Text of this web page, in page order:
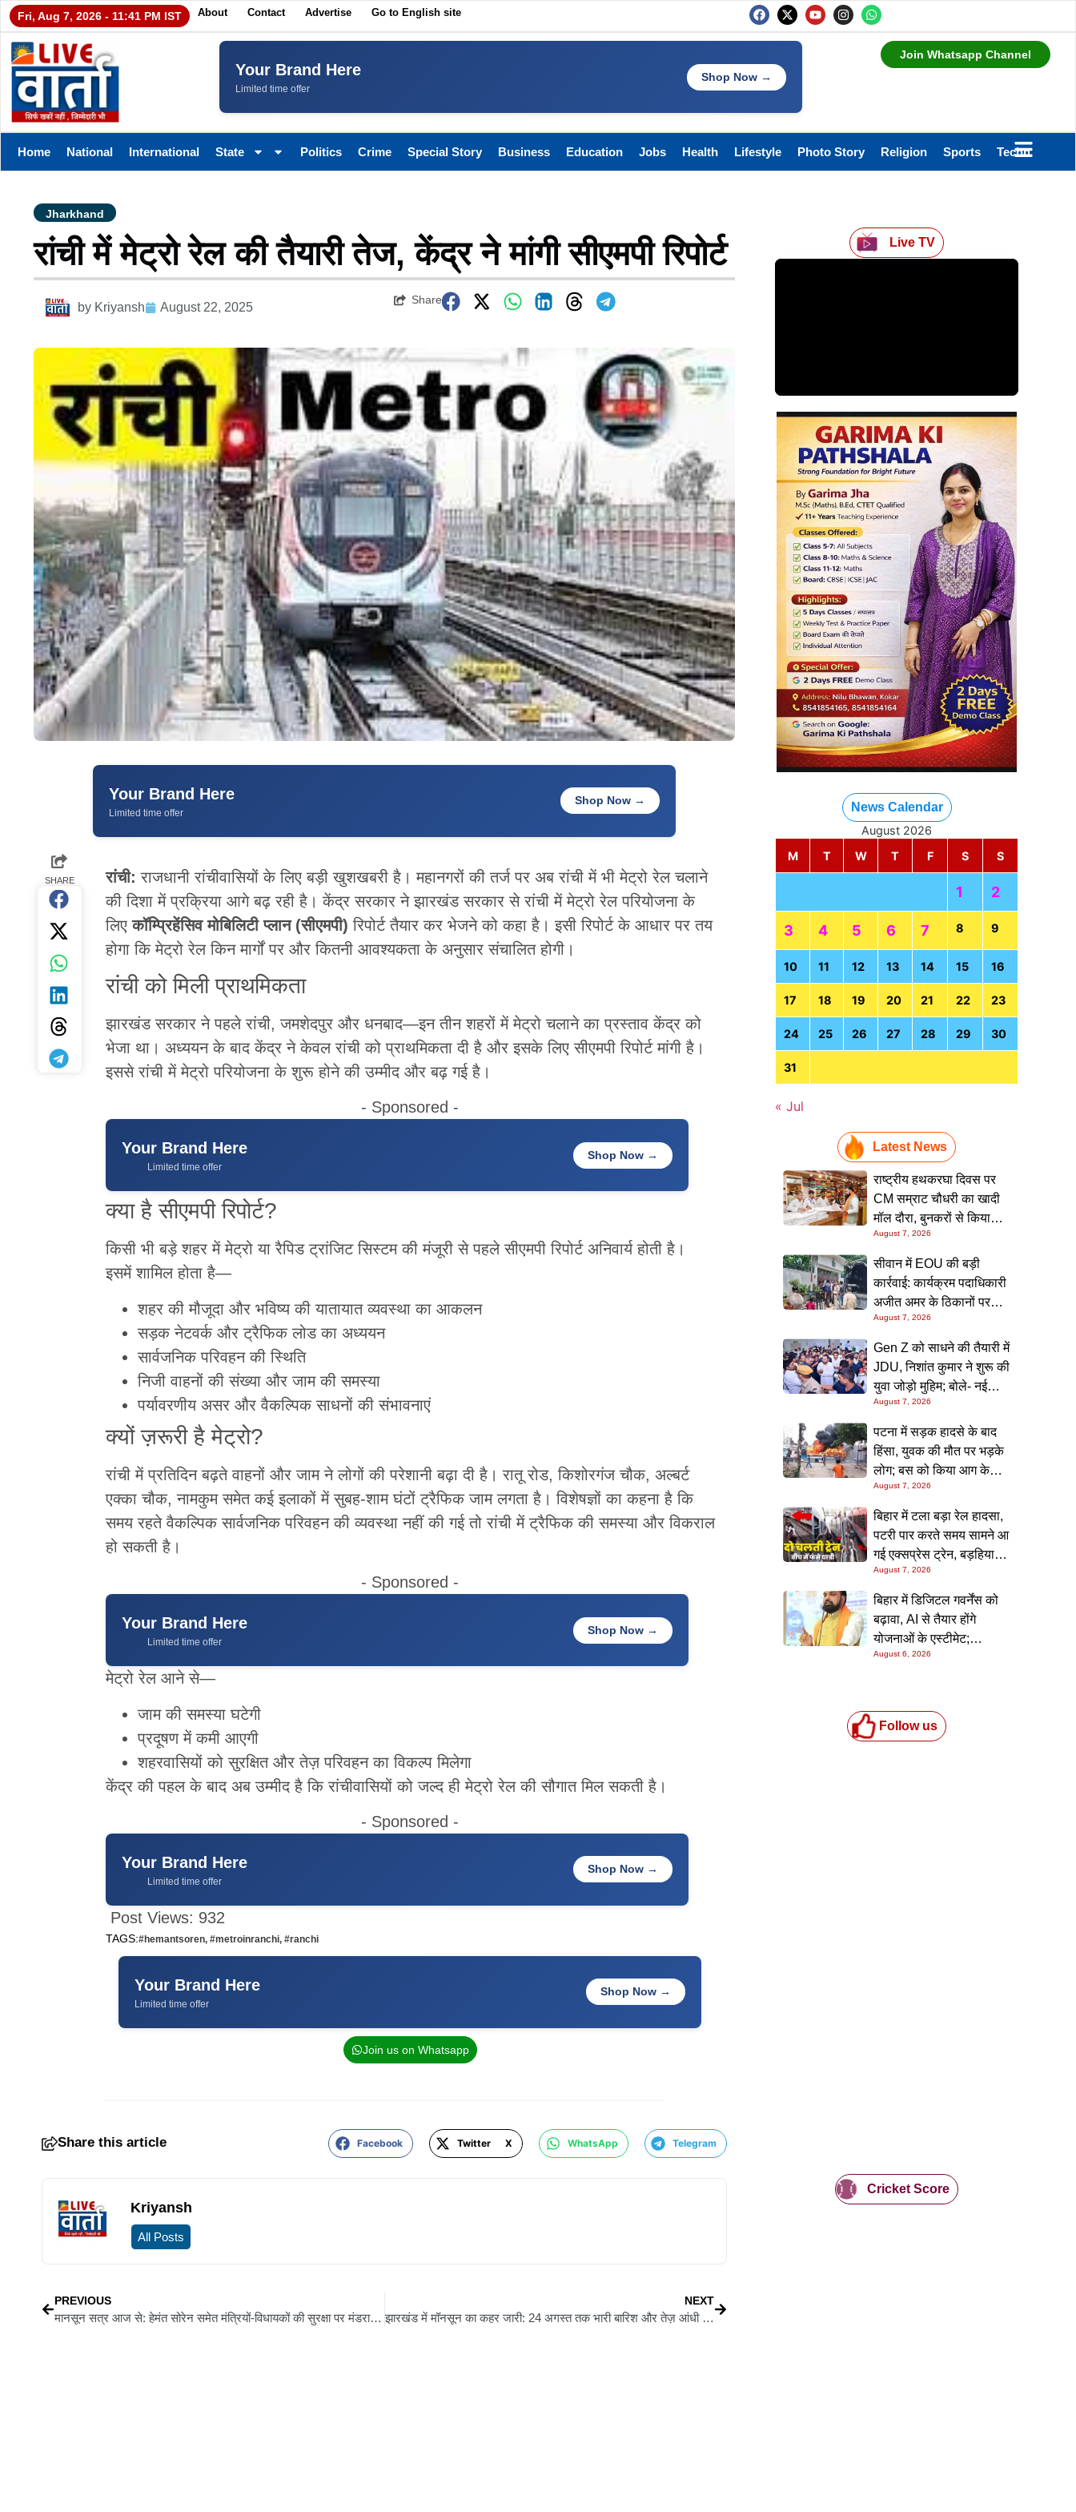
Fri, Aug 7, 2026 - 11:41 PM IST About Contact Advertise Go to English site
Your Brand Here
Limited time offer
Shop Now →
Join Whatsapp Channel
Home National International State Politics Crime Special Story Business Education Jobs Health Lifestyle Photo Story Religion Sports Technology
Jharkhand
रांची में मेट्रो रेल की तैयारी तेज, केंद्र ने मांगी सीएमपी रिपोर्ट
by Kriyansh August 22, 2025
Share
Your Brand Here
Limited time offer
Shop Now →
SHARE रांची: राजधानी रांचीवासियों के लिए बड़ी खुशखबरी है। महानगरों की तर्ज पर अब रांची में भी मेट्रो रेल चलाने
की दिशा में प्रक्रिया आगे बढ़ रही है। केंद्र सरकार ने झारखंड सरकार से रांची में मेट्रो रेल परियोजना के
लिएकॉम्प्रिहेंसिव मोबिलिटी प्लान (सीएमपी) रिपोर्ट तैयार कर भेजने को कहा है। इसी रिपोर्ट के आधार पर तय
होगा कि मेट्रो रेल किन मार्गों पर और कितनी आवश्यकता के अनुसार संचालित होगी।
रांची को मिली प्राथमिकता
झारखंड सरकार ने पहले रांची, जमशेदपुर और धनबाद—इन तीन शहरों में मेट्रो चलाने का प्रस्ताव केंद्र को
भेजा था। अध्ययन के बाद केंद्र ने केवल रांची को प्राथमिकता दी है और इसके लिए सीएमपी रिपोर्ट मांगी है।
इससे रांची में मेट्रो परियोजना के शुरू होने की उम्मीद और बढ़ गई है।
- Sponsored -
Your Brand Here
Limited time offer
Shop Now →
क्या है सीएमपी रिपोर्ट?
किसी भी बड़े शहर में मेट्रो या रैपिड ट्रांजिट सिस्टम की मंजूरी से पहले सीएमपी रिपोर्ट अनिवार्य होती है।
इसमें शामिल होता है—
शहर की मौजूदा और भविष्य की यातायात व्यवस्था का आकलन
सड़क नेटवर्क और ट्रैफिक लोड का अध्ययन
सार्वजनिक परिवहन की स्थिति
निजी वाहनों की संख्या और जाम की समस्या
पर्यावरणीय असर और वैकल्पिक साधनों की संभावनाएं
क्यों ज़रूरी है मेट्रो?
रांची में प्रतिदिन बढ़ते वाहनों और जाम ने लोगों की परेशानी बढ़ा दी है। रातू रोड, किशोरगंज चौक, अल्बर्ट
एक्का चौक, नामकुम समेत कई इलाकों में सुबह-शाम घंटों ट्रैफिक जाम लगता है। विशेषज्ञों का कहना है कि
समय रहते वैकल्पिक सार्वजनिक परिवहन की व्यवस्था नहीं की गई तो रांची में ट्रैफिक की समस्या और विकराल
हो सकती है।
- Sponsored -
Your Brand Here
Limited time offer
Shop Now →
मेट्रो रेल आने से—
जाम की समस्या घटेगी
प्रदूषण में कमी आएगी
शहरवासियों को सुरक्षित और तेज़ परिवहन का विकल्प मिलेगा
केंद्र की पहल के बाद अब उम्मीद है कि रांचीवासियों को जल्द ही मेट्रो रेल की सौगात मिल सकती है।
- Sponsored -
Your Brand Here
Limited time offer
Shop Now →
Post Views: 932
TAGS:#hemantsoren, #metroinranchi, #ranchi
Your Brand Here
Limited time offer
Shop Now →
Join us on Whatsapp
Share this article Facebook Twitter X WhatsApp Telegram
Kriyansh
All Posts
PREVIOUS
मानसून सत्र आज से: हेमंत सोरेन समेत मंत्रियों-विधायकों की सुरक्षा पर मंडरा रहा खतरा, स्पेशल ब्रांच ने जारी की रिपोर्ट
NEXT
झारखंड में मॉनसून का कहर जारी: 24 अगस्त तक भारी बारिश और तेज़ आंधी का अलर्ट, कई ज़िले जलमग्न
Live TV
News Calendar
August 2026
M
T W T F S S
1 2
3 4 5 6 7 8 9
10 11 12 13 14 15 16
17 18 19 20 21 22 23
24 25 26 27 28 29 30
31
« Jul
Latest News
राष्ट्रीय हथकरघा दिवस पर
CM सम्राट चौधरी का खादी
मॉल दौरा, बुनकरों से किया
संवाद और स्वदेशी उत्पादों को
बढ़ावा देने की अपील
August 7, 2026
सीवान में EOU की बड़ी
कार्रवाई: कार्यक्रम पदाधिकारी
अजीत अमर के ठिकानों पर
छापा, 40 लाख के आभूषण
समेत करोड़ों की संपत्ति की
जांच शुरू
August 7, 2026
Gen Z को साधने की तैयारी में
JDU, निशांत कुमार ने शुरू की
युवा जोड़ो मुहिम; बोले- नई
पीढ़ी तक पहुंचाएं नीतीश
सरकार के 20 सालों के काम
August 7, 2026
पटना में सड़क हादसे के बाद
हिंसा, युवक की मौत पर भड़के
लोग; बस को किया आग के
हवाले, पुलिस और मीडिया पर
भी हमला
August 7, 2026
बिहार में टला बड़ा रेल हादसा,
पटरी पार करते समय सामने आ
गई एक्सप्रेस ट्रेन, बड़हिया
स्टेशन पर मची अफरा-तफरी,
यात्रियों की लापरवाही आई
August 7, 2026
बिहार में डिजिटल गवर्नेंस को
बढ़ावा, AI से तैयार होंगे
योजनाओं के एस्टीमेट;
मुख्यमंत्री ने परियोजना
August 6, 2026
Follow us
Cricket Score